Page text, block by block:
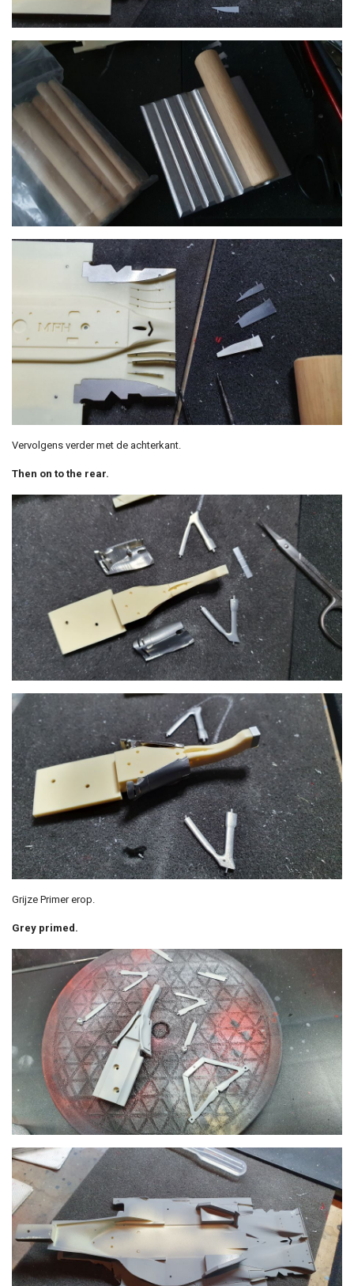
Vervolgens verder met de achterkant.
Then on to the rear.
Grijze Primer erop.
Grey primed.